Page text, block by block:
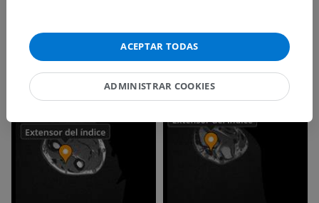
ACEPTAR TODAS
ADMINISTRAR COOKIES